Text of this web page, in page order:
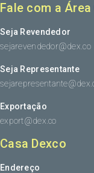
Fale com a
Seja Revendedor
sejarevendedor@dex.co
Seja Representante
Exportação
export@dex.co
Casa Dexco
Endereço